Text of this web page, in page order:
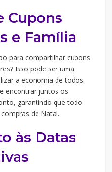
Cupons
e Família
para compartilhar cupons
Isso pode ser uma
a economia de todos.
encontrar juntos os
garantindo que todo
de Natal.
às Datas